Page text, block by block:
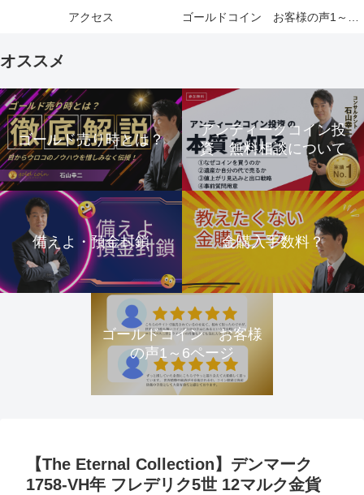
アクセス ゴールドコイン お客様の声1～6ページ
オススメ
ゴールド売り時とは？
アンティークコイン投
資 無料相談について
備えよ・預金封鎖 金購入手数料？
ゴールドコイン お客様
の声1～6ページ
【The Eternal Collection】デンマーク
1758-VH年 フレデリク5世 12マルク金貨